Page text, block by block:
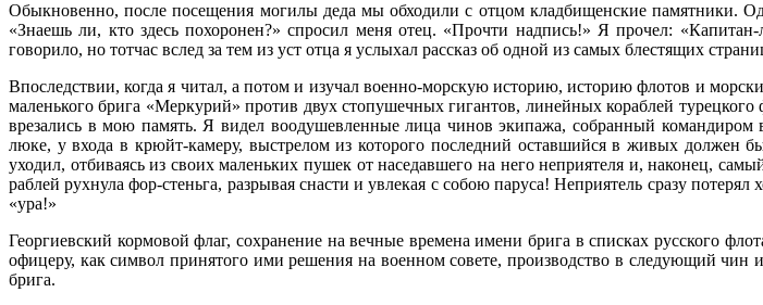
Обыкновенно, после посещения могилы де­да мы обходили с отцом кладбищенские памят­ники.
«Знаешь ли, кто здесь похоронен?» спросил меня отец. «Прочти надпись!» Я про­чел:
говорило, но тотчас вслед за тем из уст отца я услыхал рассказ об одной из самых блестящих
Впоследствии, когда я читал, а потом и изу­чал военно-морскую историю, историю флотов и
маленького брига «Меркурий» против двух стопушечных гигантов, линейных кораблей
врезались в мою память. Я видел воодушевленные лица чинов экипажа, собранный командиром
люке, у входа в крюйт-камеру, выстрелом из которого последний ос­тавшийся в живых должен
уходил, отби­ваясь из своих маленьких пушек от наседав­шего на него неприятеля и, наконец,
раблей рухнула фор-стеньга, разрывая снасти и увлекая с собою паруса! Неприятель сразу
«ура!»
Георгиевский кормовой флаг, сохранение на вечные времена имени брига в списках русско­го
офицеру, как символ принятого ими решения на военном совете, производство в следующий чин
брига.